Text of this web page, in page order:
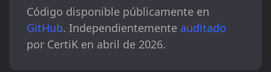
Código disponible públicamente en
GitHub. Independientemente auditado
por CertiK en abril de 2026.